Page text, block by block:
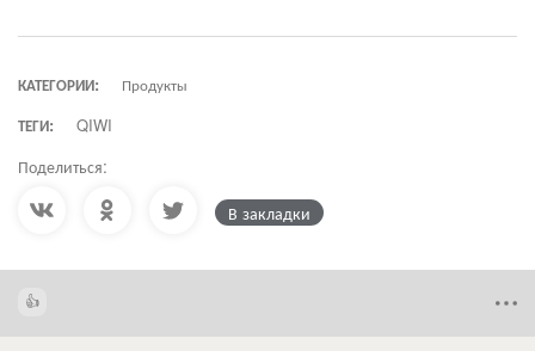
КАТЕГОРИИ:
Продукты
ТЕГИ:
QIWI
Поделиться:
В закладки